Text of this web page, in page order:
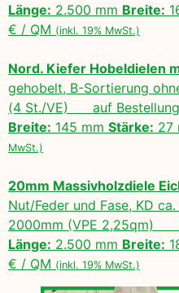
Länge: 2.500 mm Breite:
€ / QM (inkl. 19% MwSt.)
Nord. Kiefer Hobeldielen
gehobelt, B-Sortierung
(4 St./VE) auf Bestellung
Breite: 145 mm Stärke: 27
MwSt.)
20mm Massivholzdiele
Nut/Feder und Fase, KD
2000mm (VPE 2,25qm)
Länge: 2.500 mm Breite:
€ / QM (inkl. 19% MwSt.)